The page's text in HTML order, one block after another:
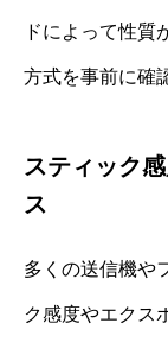
ドによって性質
方式を事前に確
スティック
ス
多くの送信機や
ク感度やエクス